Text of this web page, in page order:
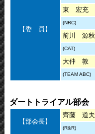
【委 員】
東 宏充
(NRC)
前川 源秋
(CAT)
大仲 敦
(TEAM ABC)
ダートトライアル部会
【部会長】
齊藤 道夫
(R&R)